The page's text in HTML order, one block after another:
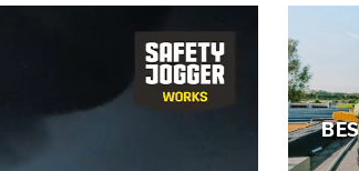
van top tot